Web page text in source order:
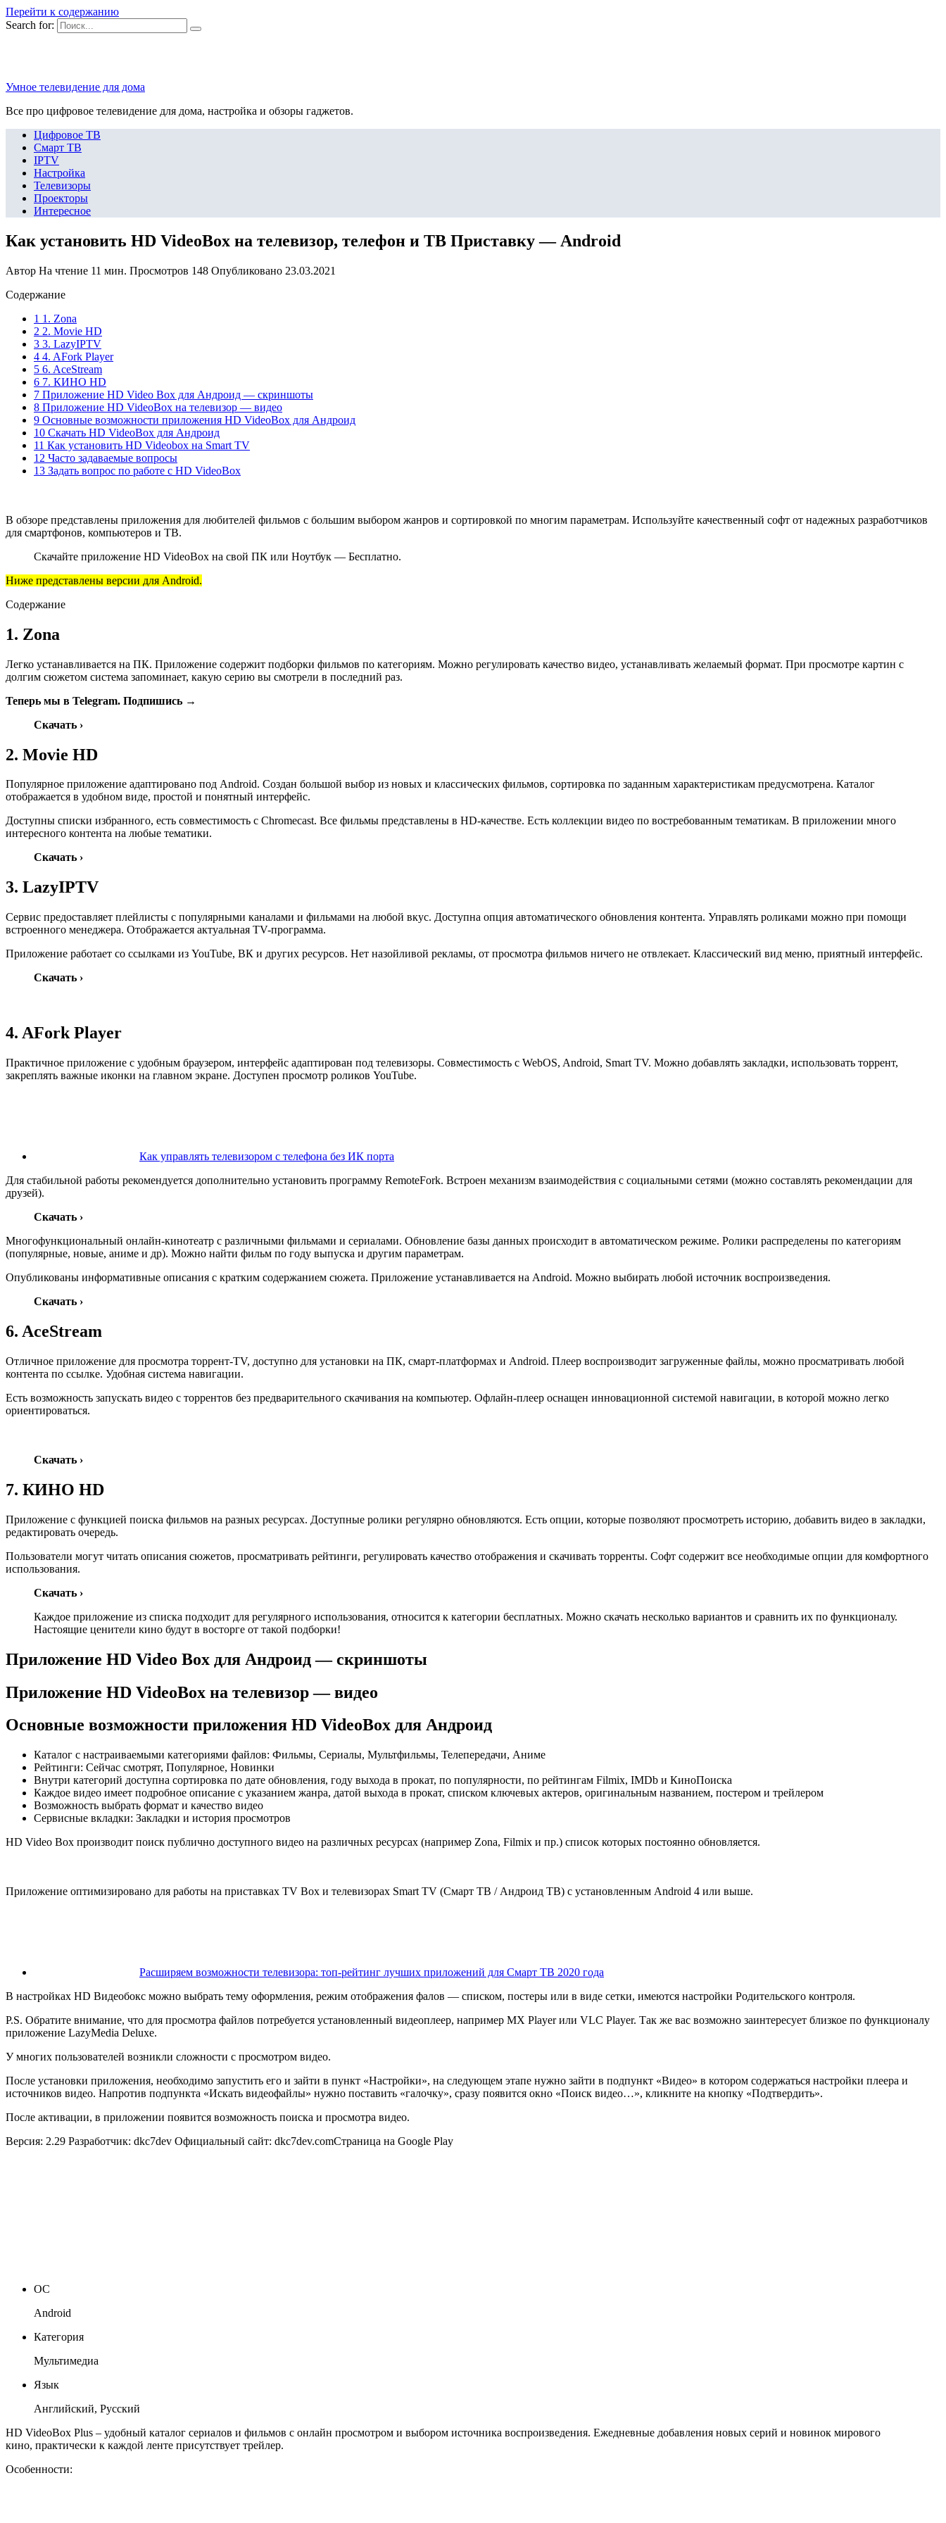
Перейти к содержанию
Search for:
Умное телевидение для дома
Все про цифровое телевидение для дома, настройка и обзоры гаджетов.
Цифровое ТВ
Смарт ТВ
IPTV
Настройка
Телевизоры
Проекторы
Интересное
Как установить HD VideoBox на телевизор, телефон и ТВ Приставку — Android
Автор На чтение 11 мин. Просмотров 148 Опубликовано 23.03.2021
Содержание
1 1. Zona
2 2. Movie HD
3 3. LazyIPTV
4 4. AFork Player
5 6. AceStream
6 7. КИНО HD
7 Приложение HD Video Box для Андроид — скриншоты
8 Приложение HD VideoBox на телевизор — видео
9 Основные возможности приложения HD VideoBox для Андроид
10 Скачать HD VideoBox для Андроид
11 Как установить HD Videobox на Smart TV
12 Часто задаваемые вопросы
13 Задать вопрос по работе с HD VideoBox
В обзоре представлены приложения для любителей фильмов с большим выбором жанров и сортировкой по многим параметрам. Используйте качественный софт от надежных разработчиков
для смартфонов, компьютеров и ТВ.
Скачайте приложение HD VideoBox на свой ПК или Ноутбук — Бесплатно.
Ниже представлены версии для Android.
Содержание
1. Zona
Легко устанавливается на ПК. Приложение содержит подборки фильмов по категориям. Можно регулировать качество видео, устанавливать желаемый формат. При просмотре картин с
долгим сюжетом система запоминает, какую серию вы смотрели в последний раз.
Теперь мы в Telegram. Подпишись →
Скачать ›
2. Movie HD
Популярное приложение адаптировано под Android. Создан большой выбор из новых и классических фильмов, сортировка по заданным характеристикам предусмотрена. Каталог
отображается в удобном виде, простой и понятный интерфейс.
Доступны списки избранного, есть совместимость с Chromecast. Все фильмы представлены в HD-качестве. Есть коллекции видео по востребованным тематикам. В приложении много
интересного контента на любые тематики.
Скачать ›
3. LazyIPTV
Сервис предоставляет плейлисты с популярными каналами и фильмами на любой вкус. Доступна опция автоматического обновления контента. Управлять роликами можно при помощи
встроенного менеджера. Отображается актуальная TV-программа.
Приложение работает со ссылками из YouTube, ВК и других ресурсов. Нет назойливой рекламы, от просмотра фильмов ничего не отвлекает. Классический вид меню, приятный интерфейс.
Скачать ›
4. AFork Player
Практичное приложение с удобным браузером, интерфейс адаптирован под телевизоры. Совместимость с WebOS, Android, Smart TV. Можно добавлять закладки, использовать торрент,
закреплять важные иконки на главном экране. Доступен просмотр роликов YouTube.
Как управлять телевизором с телефона без ИК порта
Для стабильной работы рекомендуется дополнительно установить программу RemoteFork. Встроен механизм взаимодействия с социальными сетями (можно составлять рекомендации для
друзей).
Скачать ›
Многофункциональный онлайн-кинотеатр с различными фильмами и сериалами. Обновление базы данных происходит в автоматическом режиме. Ролики распределены по категориям
(популярные, новые, аниме и др). Можно найти фильм по году выпуска и другим параметрам.
Опубликованы информативные описания с кратким содержанием сюжета. Приложение устанавливается на Android. Можно выбирать любой источник воспроизведения.
Скачать ›
6. AceStream
Отличное приложение для просмотра торрент-TV, доступно для установки на ПК, смарт-платформах и Android. Плеер воспроизводит загруженные файлы, можно просматривать любой
контента по ссылке. Удобная система навигации.
Есть возможность запускать видео с торрентов без предварительного скачивания на компьютер. Офлайн-плеер оснащен инновационной системой навигации, в которой можно легко
ориентироваться.
Скачать ›
7. КИНО HD
Приложение с функцией поиска фильмов на разных ресурсах. Доступные ролики регулярно обновляются. Есть опции, которые позволяют просмотреть историю, добавить видео в закладки,
редактировать очередь.
Пользователи могут читать описания сюжетов, просматривать рейтинги, регулировать качество отображения и скачивать торренты. Софт содержит все необходимые опции для комфортного
использования.
Скачать ›
Каждое приложение из списка подходит для регулярного использования, относится к категории бесплатных. Можно скачать несколько вариантов и сравнить их по функционалу.
Настоящие ценители кино будут в восторге от такой подборки!
Приложение HD Video Box для Андроид — скриншоты
Приложение HD VideoBox на телевизор — видео
Основные возможности приложения HD VideoBox для Андроид
Каталог с настраиваемыми категориями файлов: Фильмы, Сериалы, Мультфильмы, Телепередачи, Аниме
Рейтинги: Сейчас смотрят, Популярное, Новинки
Внутри категорий доступна сортировка по дате обновления, году выхода в прокат, по популярности, по рейтингам Filmix, IMDb и КиноПоиска
Каждое видео имеет подробное описание с указанием жанра, датой выхода в прокат, списком ключевых актеров, оригинальным названием, постером и трейлером
Возможность выбрать формат и качество видео
Сервисные вкладки: Закладки и история просмотров
HD Video Box производит поиск публично доступного видео на различных ресурсах (например Zona, Filmix и пр.) список которых постоянно обновляется.
Приложение оптимизировано для работы на приставках TV Box и телевизорах Smart TV (Смарт ТВ / Андроид ТВ) с установленным Android 4 или выше.
Расширяем возможности телевизора: топ-рейтинг лучших приложений для Смарт ТВ 2020 года
В настройках HD Видеобокс можно выбрать тему оформления, режим отображения фалов — списком, постеры или в виде сетки, имеются настройки Родительского контроля.
P.S. Обратите внимание, что для просмотра файлов потребуется установленный видеоплеер, например MX Player или VLC Player. Так же вас возможно заинтересует близкое по функционалу
приложение LazyMedia Deluxe.
У многих пользователей возникли сложности с просмотром видео.
После установки приложения, необходимо запустить его и зайти в пункт «Настройки», на следующем этапе нужно зайти в подпункт «Видео» в котором содержаться настройки плеера и
источников видео. Напротив подпункта «Искать видеофайлы» нужно поставить «галочку», сразу появится окно «Поиск видео…», кликните на кнопку «Подтвердить».
После активации, в приложении появится возможность поиска и просмотра видео.
Версия: 2.29 Разработчик: dkc7dev Официальный сайт: dkc7dev.comСтраница на Google Play
ОС
Android
Категория
Мультимедиа
Язык
Английский, Русский
HD VideoBox Plus – удобный каталог сериалов и фильмов с онлайн просмотром и выбором источника воспроизведения. Ежедневные добавления новых серий и новинок мирового
кино, практически к каждой ленте присутствует трейлер.
Особенности: